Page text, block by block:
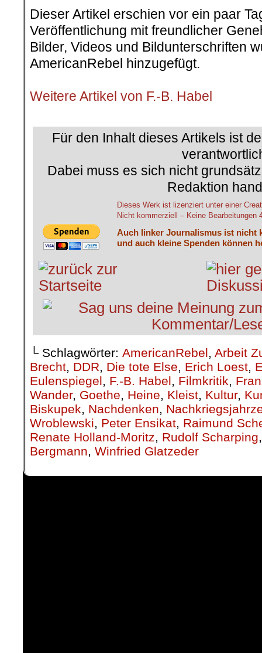
Dieser Artikel erschien vor ein paar
Veröffentlichung mit freundlicher
Bilder, Videos und Bildunterschriften
AmericanRebel hinzugefügt.
Weitere Artikel von F.-B. Habel
Für den Inhalt dieses Artikels ist
Dabei muss es sich nicht
Redaktion
Dieses Werk ist lizenziert unter einer
Nicht kommerziell – Keine Bearbeitungen
Auch linker Journalismus ist nicht
und auch kleine Spenden können
└ Schlagwörter: AmericanRebel, Arbeit
Brecht, DDR, Die tote Else, Erich Loest,
Eulenspiegel, F.-B. Habel, Filmkritik,
Wander, Goethe, Heine, Kleist, Kultur,
Biskupek, Nachdenken,
Wroblewski, Peter Ensikat, Raimund
Renate Holland-Moritz, Rudolf Scharping
Bergmann, Winfried Glatzeder